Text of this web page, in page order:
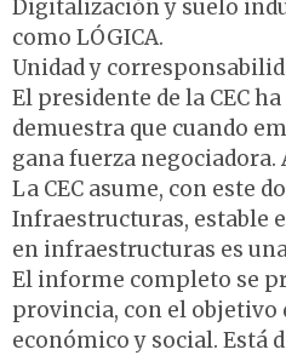
Digitalización y suelo
como LÓGICA.
Unidad y
El presidente de la CEC
demuestra que cuando
gana fuerza
La CEC asume, con este
Infraestructuras, estable
en infraestructuras es
El informe completo se
provincia, con el objetivo
económico y social. Está